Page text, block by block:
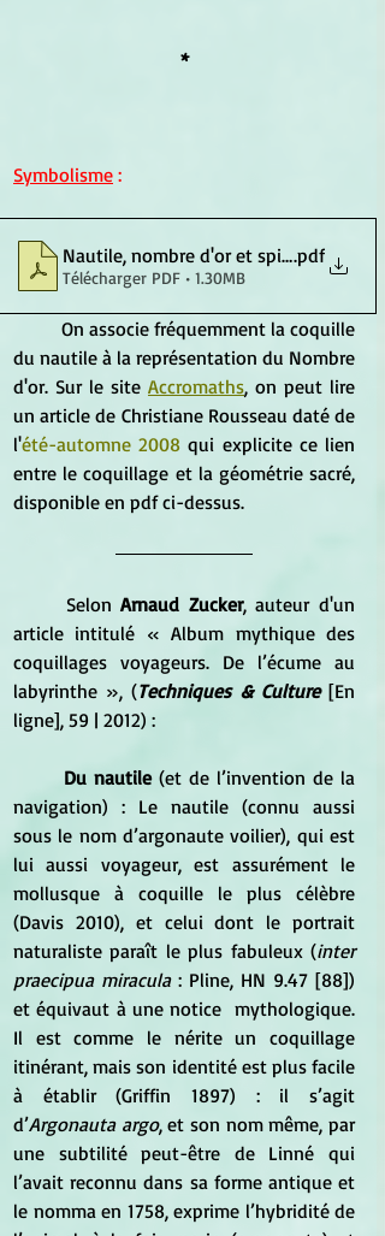
*
Symbolisme :
Nautile, nombre d'or et spirale dorée
.pdf
Télécharger PDF • 1.30MB
du nautile à la représentation du Nombre
d'or. Sur le site Accromaths, on peut lire
un article de Christiane Rousseau daté de
l'été-automne 2008 qui explicite ce lien
entre le coquillage et la géométrie sacré,
disponible en pdf ci-dessus.
	Selon
Arnaud Zucker, auteur d'un
article intitulé « Album mythique des
coquillages voyageurs. De l’écume au
labyrinthe », (Techniques & Culture [En
ligne], 59 | 2012) :
Du nautile (et de l’invention de la
navigation) : Le nautile (connu aussi
sous le nom d’argonaute voilier), qui est
lui aussi voyageur, est assurément le
mollusque à coquille le plus célèbre
(Davis 2010), et celui dont le portrait
naturaliste paraît le plus fabuleux (inter
praecipua miracula : Pline, HN 9.47 [88])
et équivaut à une notice  mythologique.
Il est comme le nérite un coquillage
itinérant, mais son identité est plus facile
à établir (Griffin 1897) : il s’agit
d’Argonauta argo, et son nom même, par
une subtilité peut-être de Linné qui
l’avait reconnu dans sa forme antique et
le nomma en 1758, exprime l’hybridité de